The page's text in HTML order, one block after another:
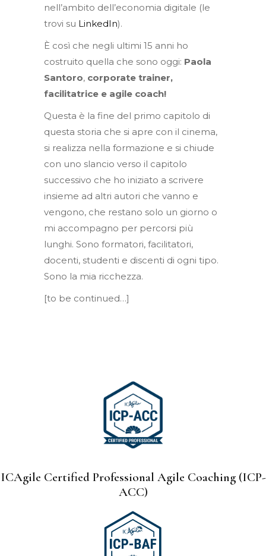
nell’ambito dell’economia digitale (le
trovi su LinkedIn).
È così che negli ultimi 15 anni ho
costruito quella che sono oggi: Paola
Santoro, corporate trainer,
facilitatrice e agile coach!
Questa è la fine del primo capitolo di
questa storia che si apre con il cinema,
si realizza nella formazione e si chiude
con uno slancio verso il capitolo
successivo che ho iniziato a scrivere
insieme ad altri autori che vanno e
vengono, che restano solo un giorno o
mi accompagno per percorsi più
lunghi. Sono formatori, facilitatori,
docenti, studenti e discenti di ogni tipo.
Sono la mia ricchezza.
[to be continued…]
ICAgile Certified Professional Agile Coaching (ICP-
ACC)